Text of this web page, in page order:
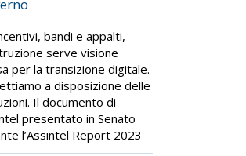
bandi e appalti,
serve visione
per la transizione digitale.
a disposizione delle
Il documento di
presentato in Senato
l’Assintel Report 2023